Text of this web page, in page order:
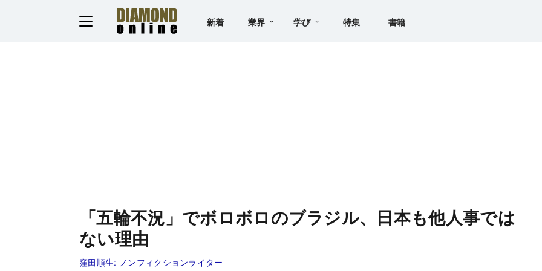
新着 業界 学び 特集 書籍
「五輪不況」でボロボロのブラジル、日本も他人事では
ない理由
窪田順生: ノンフィクションライター